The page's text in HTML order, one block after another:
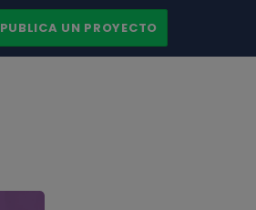
PUBLICA UN PROYECTO